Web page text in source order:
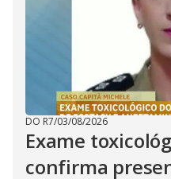
DO R7/03/08/2026
Exame
confirma